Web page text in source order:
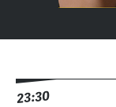
23:30